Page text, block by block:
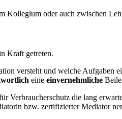
oder auch zwischen
Kraft getreten.
versteht und welche
eine einvernehmliche
Verbraucherschutz die lang
bzw. zertifizierter Mediator